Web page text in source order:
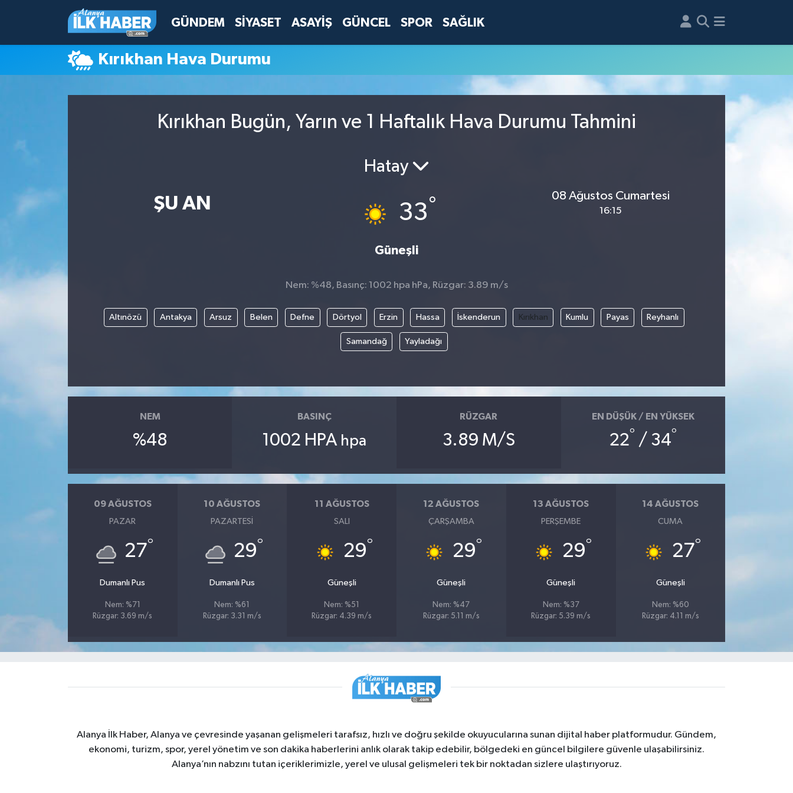
GÜNDEM SİYASET ASAYİŞ GÜNCEL SPOR SAĞLIK
Kırıkhan Hava Durumu
Kırıkhan Bugün, Yarın ve 1 Haftalık Hava Durumu Tahmini
ŞU AN
Hatay
33°
Güneşli
08 Ağustos Cumartesi
16:15
Nem: %48, Basınç: 1002 hpa hPa, Rüzgar: 3.89 m/s
Altınözü Antakya Arsuz Belen Defne Dörtyol Erzin Hassa İskenderun Kırıkhan Kumlu Payas Reyhanlı
Samandağ Yayladağı
NEM
%48
BASINÇ
1002 HPA hpa
RÜZGAR
3.89 M/S
EN DÜŞÜK / EN YÜKSEK
22° / 34°
09 AĞUSTOS
PAZAR
27°
Dumanlı Pus
Nem: %71
Rüzgar: 3.69 m/s
10 AĞUSTOS
PAZARTESI
29°
Dumanlı Pus
Nem: %61
Rüzgar: 3.31 m/s
11 AĞUSTOS
SALI
29°
Güneşli
Nem: %51
Rüzgar: 4.39 m/s
12 AĞUSTOS
ÇARŞAMBA
29°
Güneşli
Nem: %47
Rüzgar: 5.11 m/s
13 AĞUSTOS
PERŞEMBE
29°
Güneşli
Nem: %37
Rüzgar: 5.39 m/s
14 AĞUSTOS
CUMA
27°
Güneşli
Nem: %60
Rüzgar: 4.11 m/s
Alanya İlk Haber, Alanya ve çevresinde yaşanan gelişmeleri tarafsız, hızlı ve doğru şekilde okuyucularına sunan dijital haber platformudur. Gündem,
ekonomi, turizm, spor, yerel yönetim ve son dakika haberlerini anlık olarak takip edebilir, bölgedeki en güncel bilgilere güvenle ulaşabilirsiniz.
Alanya’nın nabzını tutan içeriklerimizle, yerel ve ulusal gelişmeleri tek bir noktadan sizlere ulaştırıyoruz.
Antalya Nöbetçi Eczaneler
Antalya Hava Durumu